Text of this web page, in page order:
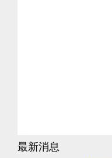
最新消息